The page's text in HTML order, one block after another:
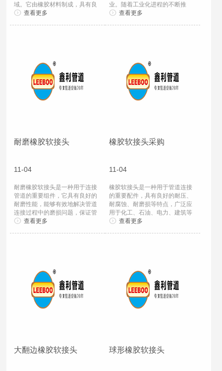
域。它由橡胶材料制成，具有良
好的耐腐蚀性...
查看更多
业。随着工业化进程的不断推
进，橡胶软接头的...
查看更多
耐磨橡胶软接头
11-04
耐磨橡胶软接头是一种用于连接
管道的重要组件，它具有良好的
耐磨性能，能够有效地解决管道
连接过程中的磨损问题，保证管
道的正常运行。...
查看更多
橡胶软接头采购
11-04
橡胶软接头是一种用于管道连接
的重要配件，具有良好的耐压、
耐腐蚀、耐磨损等特点，广泛应
用于化工、石油、电力、建筑等
领域。在采购...
查看更多
大翻边橡胶软接头 球形橡胶软接头